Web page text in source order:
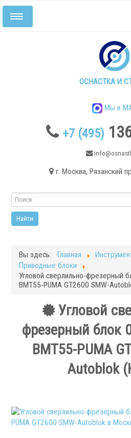
ОСНАСТКА И
Мы в
+7 (495)
г. Москва, Рязанский
Включить/
выключить
Токарные станки
Токарные станки с ЧПУ
Плоскошлифовальные станки
Запчасти для станков
Вы здесь: Главная
Приводные блоки
Угловой сверлильно-фрезерный
ВМТ55-PUMA GT2600 SMW-
Угловой
фрезерный блок
ВМТ55-PUMA
Autoblok